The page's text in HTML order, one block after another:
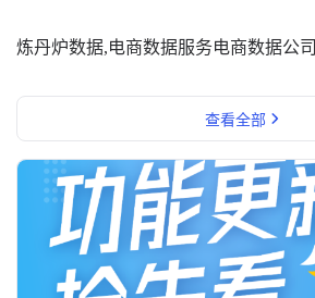
炼丹炉数据,电商数据服务电商数据公司
查看全部